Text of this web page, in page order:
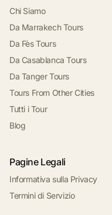
Chi Siamo
Da Marrakech Tours
Da Fès Tours
Da Casablanca Tours
Da Tanger Tours
Tours From Other Cities
Tutti i Tour
Blog
Pagine Legali
Informativa sulla Privacy
Termini di Servizio